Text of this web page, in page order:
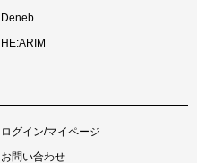
Deneb
HE:ARIM
ログイン/マイページ
お問い合わせ